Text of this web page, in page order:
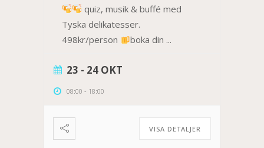
quiz, musik & buffé med
Tyska delikatesser.
498kr/person
boka din ...
23 - 24 OKT
08:00 - 18:00
VISA DETALJER